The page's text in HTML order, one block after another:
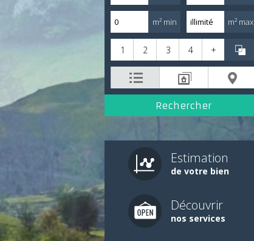
m² min m² max
1 2 3 4 +
Estimation
de votre bien
Découvrir
nos services